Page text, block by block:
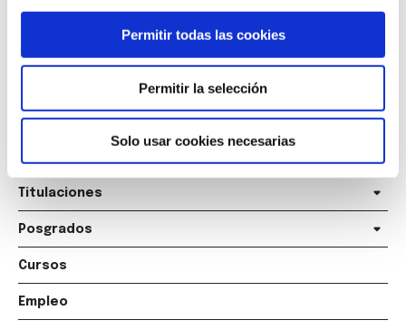
Permitir todas las cookies
Permitir la selección
Solo usar cookies necesarias
+34 981 235 265
+34 698 198 265
escuela@marcelomacias.com
Titulaciones
Posgrados
Cursos
Empleo